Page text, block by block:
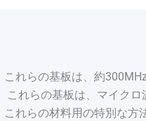
れらの基板は、約
これらの基板は、マイクロ
れらの材料用の特別な方